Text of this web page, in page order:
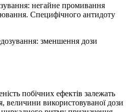
негайне промивання
Специфічного антидоту
зменшення дози
побічних ефектів залежать
величини використовуваної дози